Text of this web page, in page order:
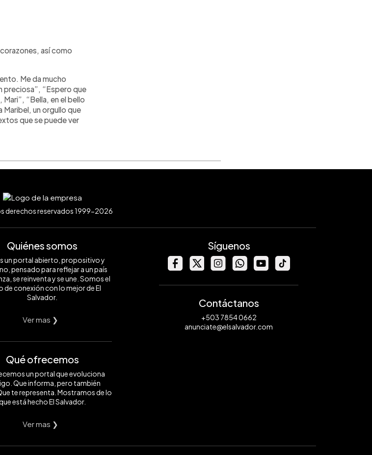
así como
Me da mucho
preciosa”, “Espero que
“Bella, en el bello
un orgullo que
que se puede ver
derechos reservados 1999-2026
Quiénes somos
un portal abierto, propositivo y
pensado para reflejar a un país
se reinventa y se une. Somos el
de conexión con lo mejor de El
Salvador.
Ver mas ❯
Qué ofrecemos
un portal que evoluciona
Que informa, pero también
te representa. Mostramos de lo
está hecho El Salvador.
Ver mas ❯
Síguenos
Contáctanos
+503 7854 0662
anunciate@elsalvador.com